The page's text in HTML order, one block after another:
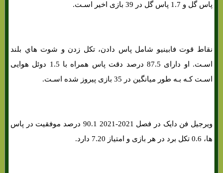
پاس گل و 1.7 پاس گل در 39 بازی اخیر اسـت.
نقاط قوت فابینیو شامل پاس دادن، تکل زدن و شوت هاي‌ بلند
اسـت. او دارای 87.5 درصد دقت پاس همراه با 1.5 دوئل هوایی
اسـت کـه بـه طور میانگین در 35 بازی پیروز شده اسـت.
ویرجیل فن دایک در فصل 2021-2021 90.1 درصد موفقیت در پاس
ها، 0.6 تکل برد در هر بازی و امتیاز 7.20 دارد.